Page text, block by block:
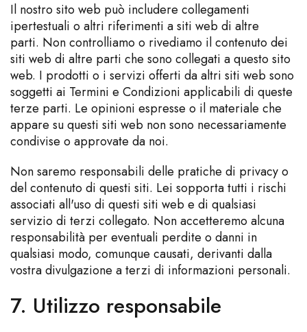
Il nostro sito web può includere collegamenti
ipertestuali o altri riferimenti a siti web di altre
parti. Non controlliamo o rivediamo il contenuto dei
siti web di altre parti che sono collegati a questo sito
web. I prodotti o i servizi offerti da altri siti web sono
soggetti ai Termini e Condizioni applicabili di queste
terze parti. Le opinioni espresse o il materiale che
appare su questi siti web non sono necessariamente
condivise o approvate da noi.
Non saremo responsabili delle pratiche di privacy o
del contenuto di questi siti. Lei sopporta tutti i rischi
associati all'uso di questi siti web e di qualsiasi
servizio di terzi collegato. Non accetteremo alcuna
responsabilità per eventuali perdite o danni in
qualsiasi modo, comunque causati, derivanti dalla
vostra divulgazione a terzi di informazioni personali.
7. Utilizzo responsabile